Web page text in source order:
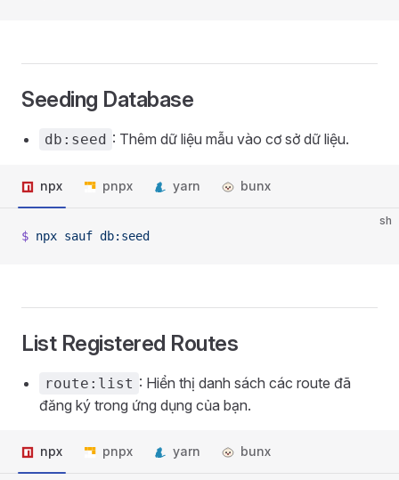
Seeding Database
db:seed : Thêm dữ liệu mẫu vào cơ sở dữ liệu.
npx pnpx yarn bunx
sh
$ npx sauf db:seed
List Registered Routes
route:list : Hiển thị danh sách các route đã
đăng ký trong ứng dụng của bạn.
npx pnpx yarn bunx